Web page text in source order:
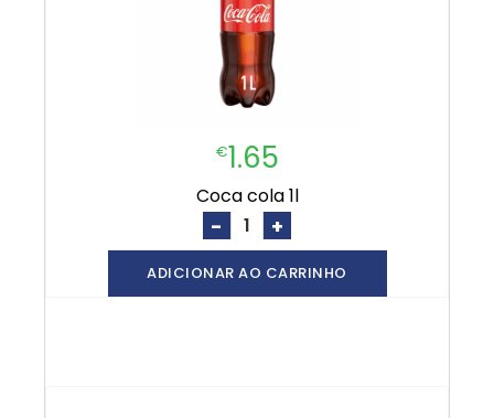
€1.65
coca cola 1l
- +
ADICIONAR AO CARRINHO